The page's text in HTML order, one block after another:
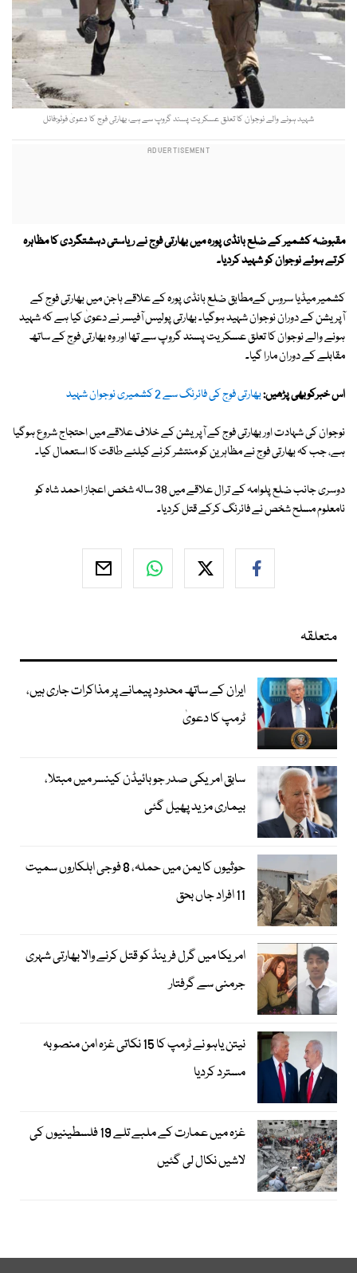
شہید ہونے والے نوجوان کا تعلق عسکریت پسند گروپ سے ہے، بھارتی فوج کا دعویٰ فوٹو:فائل
مقبوضہ کشمیر کے ضلع بانڈی پورہ میں بھارتی فوج نے ریاستی دہشتگردی کا مظاہرہ
کرتے ہوئے نوجوان کو شہید کردیا۔
کشمیر میڈیا سروس کےمطابق ضلع بانڈی پورہ کے علاقے ہاجن میں بھارتی فوج کے
آپریشن کے دوران نوجوان شہید ہوگیا۔ بھارتی پولیس آفیسر نے دعویٰ کیا ہے کہ شہید
ہونے والے نوجوان کا تعلق عسکریت پسند گروپ سے تھا اور وہ بھارتی فوج کے ساتھ
مقابلے کے دوران مارا گیا۔
اس خبرکوبھی پڑھیں:بھارتی فوج کی فائرنگ سے 2 کشمیری نوجوان شہید
نوجوان کی شہادت اور بھارتی فوج کے آپریشن کے خلاف علاقے میں احتجاج شروع ہوگیا
ہے، جب کہ بھارتی فوج نے مظاہرین کو منتشر کرنے کیلئے طاقت کا استعمال کیا۔
دوسری جانب ضلع پلوامہ کے ترال علاقے میں 38 سالہ شخص اعجاز احمد شاہ کو
نامعلوم مسلح شخص نے فائرنگ کرکے قتل کردیا۔
متعلقہ
ایران کے ساتھ محدود پیمانے پر مذاکرات جاری ہیں،
ٹرمپ کا دعویٰ
سابق امریکی صدر جوبائیڈن کینسر میں مبتلا،
بیماری مزید پھیل گئی
حوثیوں کا یمن میں حملہ، 8 فوجی اہلکاروں سمیت
11 افراد جاں بحق
امریکا میں گرل فرینڈ کو قتل کرنے والا بھارتی شہری
جرمنی سے گرفتار
نیتن یاہو نے ٹرمپ کا 15 نکاتی غزہ امن منصوبہ
مسترد کردیا
غزہ میں عمارت کے ملبے تلے 19 فلسطینیوں کی
لاشیں نکال لی گئیں